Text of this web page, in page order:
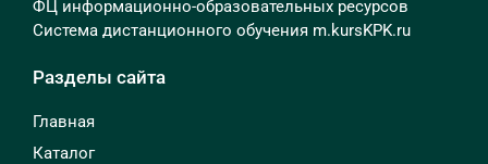
ФЦ информационно-образовательных ресурсов
Система дистанционного обучения m.kursKPK.ru
Разделы сайта
Главная
Каталог